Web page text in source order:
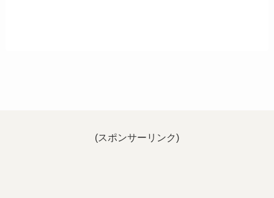
(スポンサーリンク)